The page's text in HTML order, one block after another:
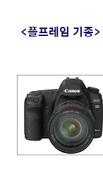
<플프레임 기종>